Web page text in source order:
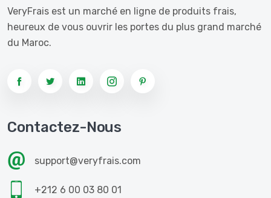
VeryFrais est un marché en ligne de produits frais,
heureux de vous ouvrir les portes du plus grand marché
du Maroc.
Contactez-Nous
support@veryfrais.com
+212 6 00 03 80 01